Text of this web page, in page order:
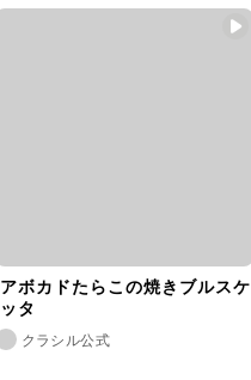
アボカドたらこの焼きブルスケ
ッタ
クラシル公式